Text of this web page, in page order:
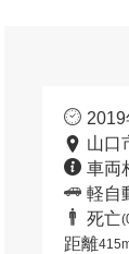
山口
車両
軽自
死亡
距離